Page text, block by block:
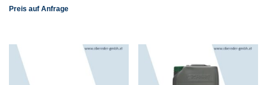
Preis auf Anfrage